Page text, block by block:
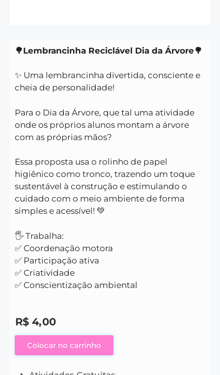
🌳Lembrancinha Reciclável Dia da Árvore🌳
✨ Uma lembrancinha divertida, consciente e
cheia de personalidade!
Para o Dia da Árvore, que tal uma atividade
onde os próprios alunos montam a árvore
com as próprias mãos?
Essa proposta usa o rolinho de papel
higiênico como tronco, trazendo um toque
sustentável à construção e estimulando o
cuidado com o meio ambiente de forma
simples e acessível! 💚
🖐 Trabalha:
✅ Coordenação motora
✅ Participação ativa
✅ Criatividade
✅ Conscientização ambiental
R$ 4,00
Colocar no carrinho